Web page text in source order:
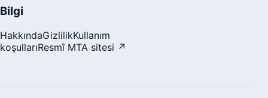
Bilgi
HakkındaGizlilikKullanım
koşullarıResmî MTA sitesi ↗